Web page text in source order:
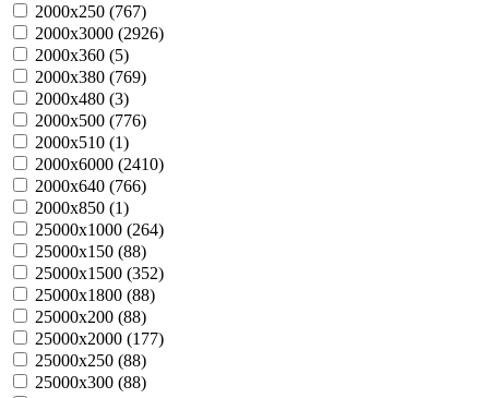
2000х250 (767)
2000х3000 (2926)
2000х360 (5)
2000х380 (769)
2000х480 (3)
2000х500 (776)
2000х510 (1)
2000х6000 (2410)
2000х640 (766)
2000х850 (1)
25000х1000 (264)
25000х150 (88)
25000х1500 (352)
25000х1800 (88)
25000х200 (88)
25000х2000 (177)
25000х250 (88)
25000х300 (88)